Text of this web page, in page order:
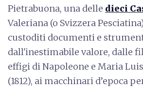
Pietrabuona, una delle dieci
Valeriana (o Svizzera
custoditi documenti e
dall'inestimabile valore, dalle
effigi di Napoleone e Maria
(1812), ai macchinari d’epoca